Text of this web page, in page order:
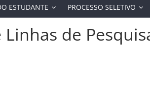
ESTUDANTE PROCESSO SELETIVO
de